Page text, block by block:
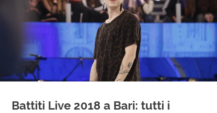
Battiti Live 2018 a Bari: tutti i